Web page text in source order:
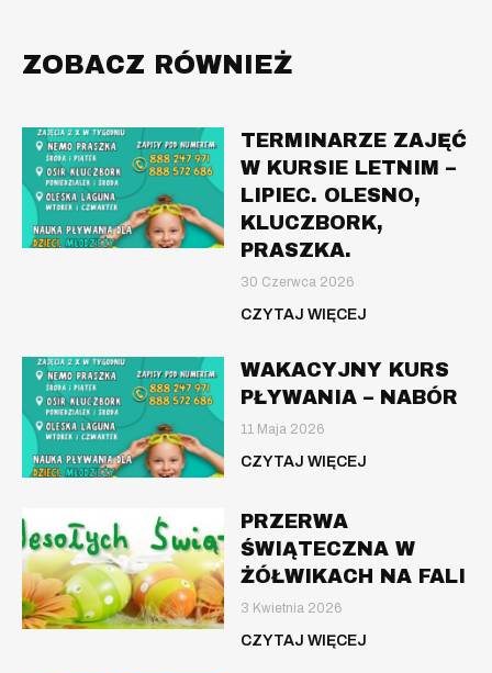
ZOBACZ RÓWNIEŻ
TERMINARZE ZAJĘĆ
W KURSIE LETNIM –
LIPIEC. OLESNO,
KLUCZBORK,
PRASZKA.
30 Czerwca 2026
CZYTAJ WIĘCEJ
WAKACYJNY KURS
PŁYWANIA – NABÓR
11 Maja 2026
CZYTAJ WIĘCEJ
PRZERWA
ŚWIĄTECZNA W
ŻÓŁWIKACH NA FALI
3 Kwietnia 2026
CZYTAJ WIĘCEJ